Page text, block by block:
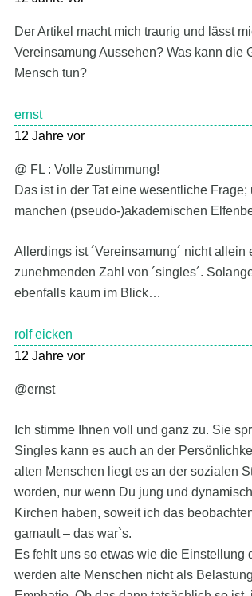
Der Artikel macht mich traurig und lässt
Vereinsamung Aussehen? Was kann die
Mensch tun?
ernst
12 Jahre vor
@ FL : Volle Zustimmung!
Das ist in der Tat eine wesentliche
manchen (pseudo-)akademischen
Allerdings ist ´Vereinsamung´ nicht
zunehmenden Zahl von ´singles´.
ebenfalls kaum im Blick…
rolf eicken
12 Jahre vor
@ernst
Ich stimme Ihnen voll und ganz zu. Sie
Singles kann es auch an der
alten Menschen liegt es an der sozialen
worden, nur wenn Du jung und
Kirchen haben, soweit ich das
gamault – das war`s.
Es fehlt uns so etwas wie die Einstellung
werden alte Menschen nicht als